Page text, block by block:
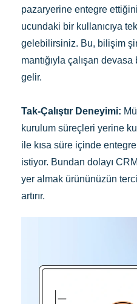
pazaryerine entegre
ucundaki bir kullanıcıya
gelebilirsiniz. Bu, bilişim
mantığıyla çalışan devasa
gelir.
Tak-Çalıştır Deneyimi:
kurulum süreçleri yerine
ile kısa süre içinde
istiyor. Bundan dolayı
yer almak ürününüzün
artırır.